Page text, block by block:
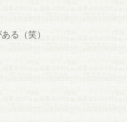
る（笑）